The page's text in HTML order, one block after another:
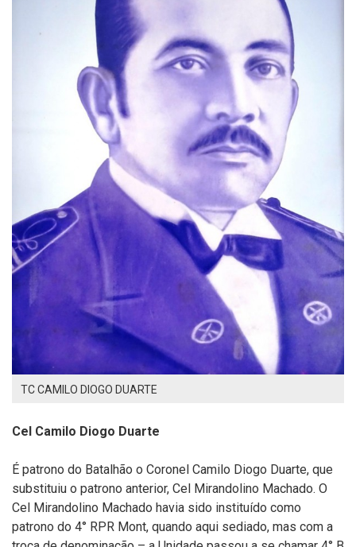
TC CAMILO DIOGO DUARTE
Cel Camilo Diogo Duarte
É patrono do Batalhão o Coronel Camilo Diogo Duarte, que
substituiu o patrono anterior, Cel Mirandolino Machado. O
Cel Mirandolino Machado havia sido instituído como
patrono do 4° RPR Mont, quando aqui sediado, mas com a